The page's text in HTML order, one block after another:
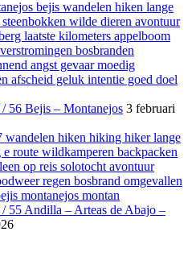
56 Bejis – Montanejos 3 februari
/ 55 Andilla – Arteas de Abajo –